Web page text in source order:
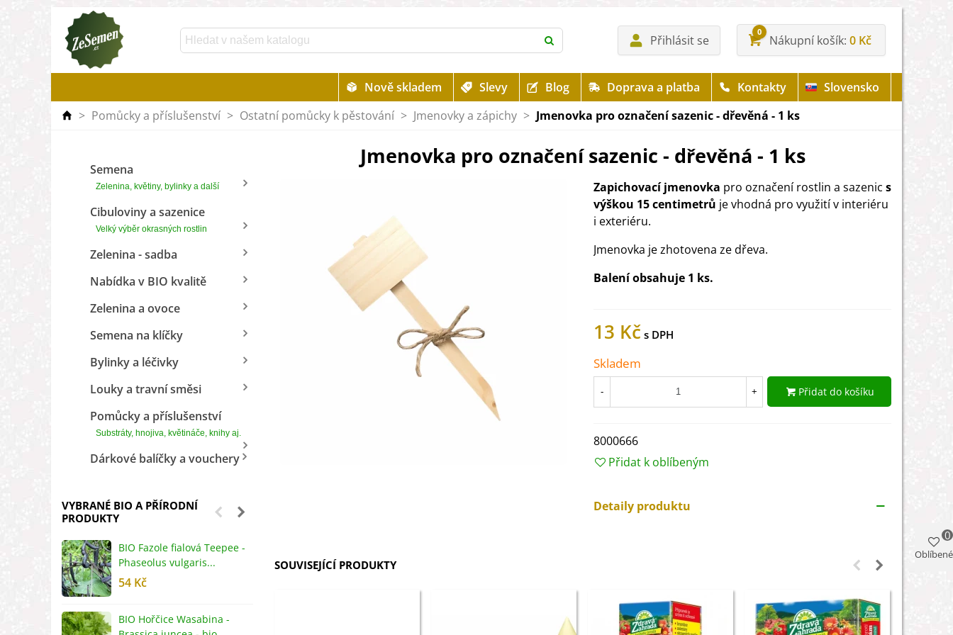
Přihlásit se
0
Nákupní košík 0 Kč
Nově skladem Slevy Blog Doprava a platba Kontakty
Slovensko
> Pomůcky a příslušenství > Ostatní pomůcky k pěstování > Jmenovky a zápichy > Jmenovka pro označení sazenic - dřevěná - 1 ks
Semena
Zelenina, květiny, bylinky a další
Cibuloviny a sazenice
Velký výběr okrasných rostlin
Zelenina - sadba
Nabídka v BIO kvalitě
Zelenina a ovoce
Semena na klíčky
Bylinky a léčivky
Louky a travní směsi
Pomůcky a příslušenství
Substráty, hnojiva, květináče, knihy aj.
Dárkové balíčky a vouchery
VYBRANÉ BIO A PŘÍRODNÍ
PRODUKTY
BIO Fazole fialová Teepee -
Phaseolus vulgaris...
54 Kč
BIO Hořčice Wasabina -
Raphanus sativus - bio...
Jmenovka pro označení sazenic - dřevěná - 1 ks
Zapichovací jmenovka pro označení rostlin a sazenic s
výškou 15 centimetrů je vhodná pro využití v interiéru
i exteriéru.
Jmenovka je zhotovena ze dřeva.
Balení obsahuje 1 ks.
13 Kč
Skladem
- + Přidat do košíku
8000666
Přidat k oblíbeným
Detaily produktu
SOUVISEJÍCÍ PRODUKTY
Oblíbené
0